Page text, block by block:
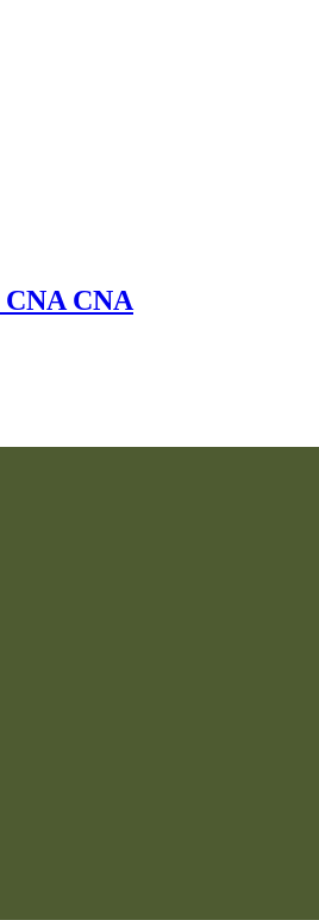
CNA CNA